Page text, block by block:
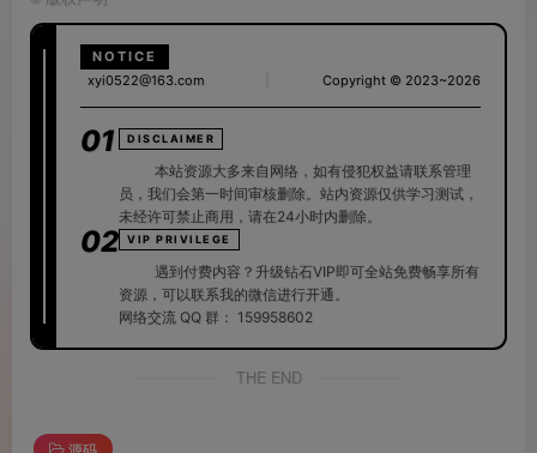
NOTICE
xyi0522@163.com
Copyright © 2023~2026
01 DISCLAIMER
本站资源大多来自网络，如有侵犯权益请联系管理
员，我们会第一时间审核删除。站内资源仅供学习测试，
未经许可禁止商用，请在24小时内删除。
02 VIP PRIVILEGE
遇到付费内容？升级钻石VIP即可全站免费畅享所有
资源，可以联系我的微信进行开通。
网络交流 QQ 群： 159958602
THE END
源码